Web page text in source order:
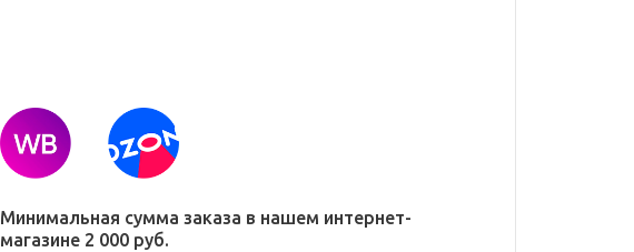
Минимальная сумма заказа в нашем интернет-
магазине 2 000 руб.